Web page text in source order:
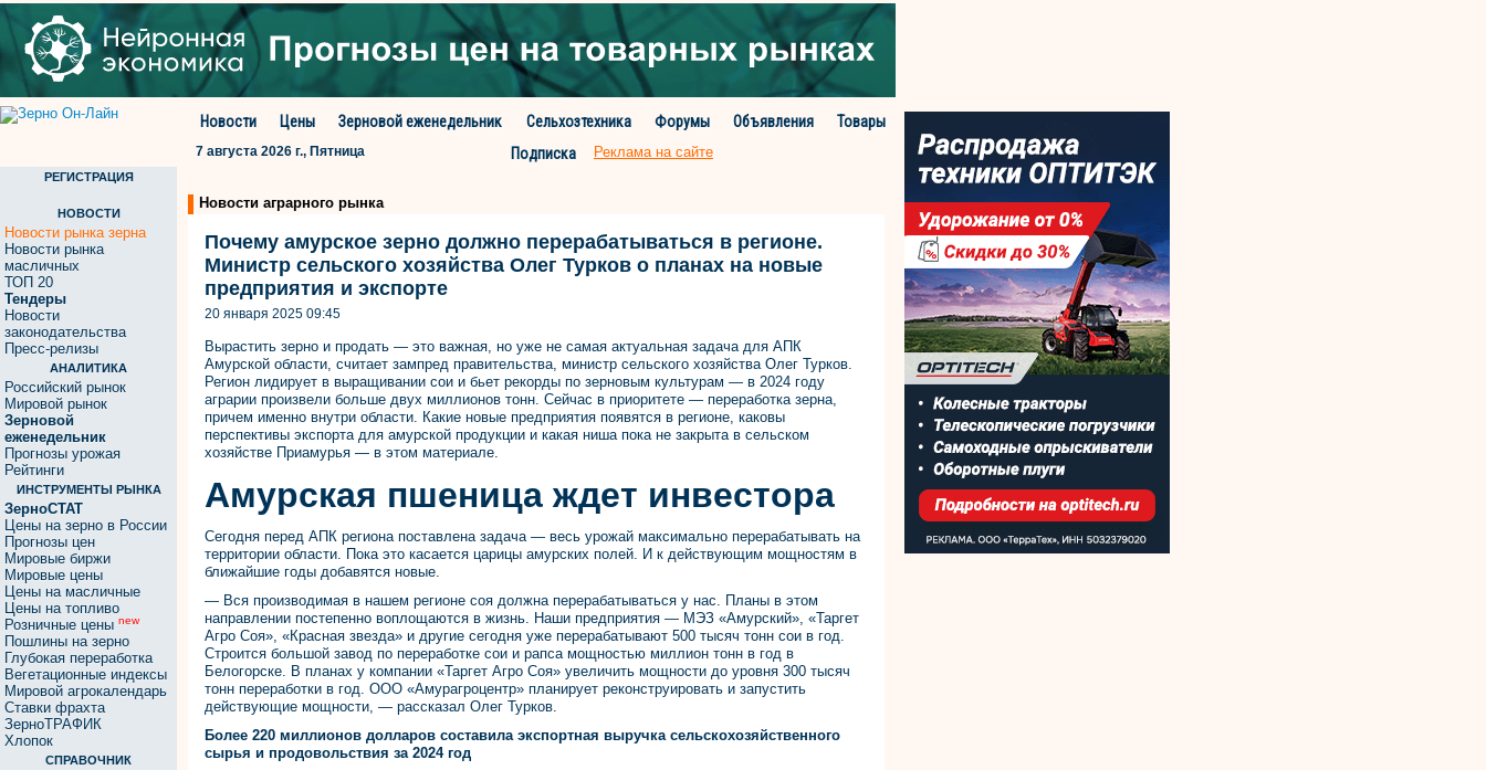
Новости Цены Зерновой еженедельник Сельхозтехника Форумы Объявления
Товары
Подписка
7 августа 2026 г., Пятница Реклама на сайте
РЕГИСТРАЦИЯ
НОВОСТИ
Новости рынка зерна
Новости рынка
масличных
ТОП 20
Тендеры
Новости
законодательства
Пресс-релизы
АНАЛИТИКА
Российский рынок
Мировой рынок
Зерновой
еженедельник
Прогнозы урожая
Рейтинги
ИНСТРУМЕНТЫ РЫНКА
ЗерноСТАТ
Цены на зерно в России
Прогнозы цен
Мировые биржи
Мировые цены
Цены на масличные
Цены на топливо
Розничные цены new
Пошлины на зерно
Глубокая переработка
Вегетационные индексы
Мировой агрокалендарь
Ставки фрахта
ЗерноТРАФИК
Хлопок
СПРАВОЧНИК
Новости аграрного рынка
Почему амурское зерно должно перерабатываться в регионе.
Министр сельского хозяйства Олег Турков о планах на новые
предприятия и экспорте
20 января 2025 09:45
Вырастить зерно и продать — это важная, но уже не самая актуальная задача для АПК
Амурской области, считает зампред правительства, министр сельского хозяйства Олег Турков.
Регион лидирует в выращивании сои и бьет рекорды по зерновым культурам — в 2024 году
аграрии произвели больше двух миллионов тонн. Сейчас в приоритете — переработка зерна,
причем именно внутри области. Какие новые предприятия появятся в регионе, каковы
перспективы экспорта для амурской продукции и какая ниша пока не закрыта в сельском
хозяйстве Приамурья — в этом материале.
Амурская пшеница ждет инвестора
Сегодня перед АПК региона поставлена задача — весь урожай максимально перерабатывать на
территории области. Пока это касается царицы амурских полей. И к действующим мощностям в
ближайшие годы добавятся новые.
— Вся производимая в нашем регионе соя должна перерабатываться у нас. Планы в этом
направлении постепенно воплощаются в жизнь. Наши предприятия — МЭЗ «Амурский», «Таргет
Агро Соя», «Красная звезда» и другие сегодня уже перерабатывают 500 тысяч тонн сои в год.
Строится большой завод по переработке сои и рапса мощностью миллион тонн в год в
Белогорске. В планах у компании «Таргет Агро Соя» увеличить мощности до уровня 300 тысяч
тонн переработки в год. ООО «Амурагроцентр» планирует реконструировать и запустить
действующие мощности, — рассказал Олег Турков.
Более 220 миллионов долларов составила экспортная выручка сельскохозяйственного
сырья и продовольствия за 2024 год